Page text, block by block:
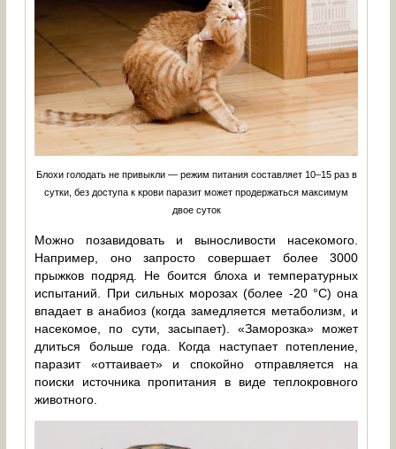
Блохи голодать не привыкли — режим питания составляет 10–15 раз в
сутки, без доступа к крови паразит может продержаться максимум
двое суток
Можно позавидовать и выносливости насекомого.
Например, оно запросто совершает более 3000
прыжков подряд. Не боится блоха и температурных
испытаний. При сильных морозах (более -20 °C) она
впадает в анабиоз (когда замедляется метаболизм, и
насекомое, по сути, засыпает). «Заморозка» может
длиться больше года. Когда наступает потепление,
паразит «оттаивает» и спокойно отправляется на
поиски источника пропитания в виде теплокровного
животного.